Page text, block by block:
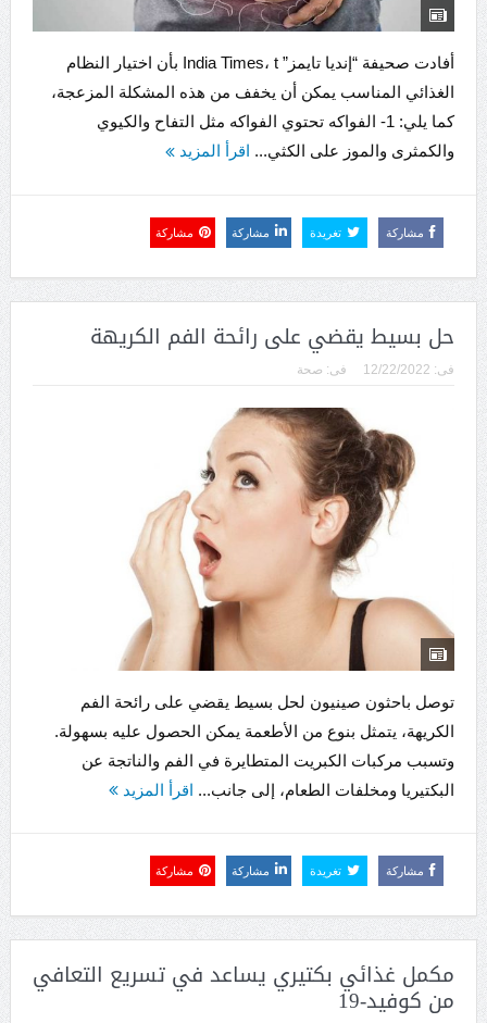
أفادت صحيفة “إنديا تايمز” India Times، t بأن اختيار النظام
الغذائي المناسب يمكن أن يخفف من هذه المشكلة المزعجة،
كما يلي: 1- الفواكه تحتوي الفواكه مثل التفاح والكيوي
والكمثرى والموز على الكثي... اقرأ المزيد
مشاركة تغريدة مشاركة مشاركة
حل بسيط يقضي على رائحة الفم الكريهة
فى: 12/22/2022 فى: صحة
توصل باحثون صينيون لحل بسيط يقضي على رائحة الفم
الكريهة، يتمثل بنوع من الأطعمة يمكن الحصول عليه بسهولة.
وتسبب مركبات الكبريت المتطايرة في الفم والناتجة عن
البكتيريا ومخلفات الطعام، إلى جانب... اقرأ المزيد
مشاركة تغريدة مشاركة مشاركة
مكمل غذائي بكتيري يساعد في تسريع التعافي
من كوفيد-19